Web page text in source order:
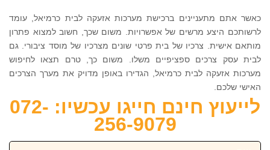
כאשר אתם מתעניינים ברכישת מערכות אזעקה לבית כרמיאל, עומד
לרשותכם היצע מרשים של אפשרויות. משום שכך, חשוב למצוא פתרון
מותאם אישית. צרכיו של בית פרטי שונים מצרכיו של מוסד ציבורי. גם
לבית עסק צרכים ספציפיים משלו. משום כך, טרם תצאו לחיפוש
מערכות אזעקה לבית כרמיאל, הגדירו באופן מדויק את מערך הצרכים
האישי שלכם.
לייעוץ חינם חייגו עכשיו: 072-
256-9079
שם: